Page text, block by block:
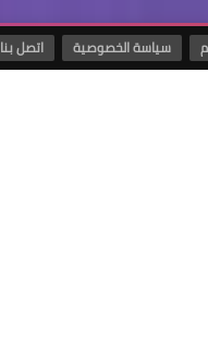
سياسة الخصوصية اتصل بنا